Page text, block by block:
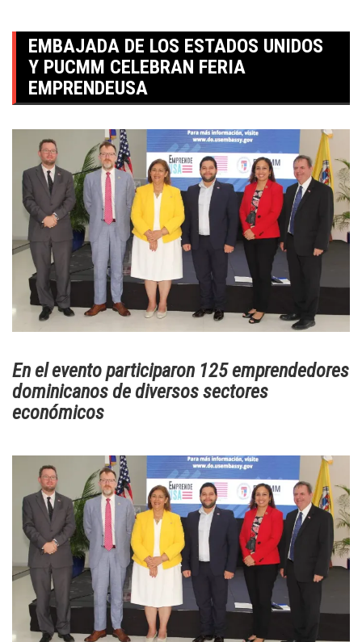
EMBAJADA DE LOS ESTADOS UNIDOS
Y PUCMM CELEBRAN FERIA
EMPRENDEUSA
En el evento participaron 125 emprendedores
dominicanos de diversos sectores
económicos